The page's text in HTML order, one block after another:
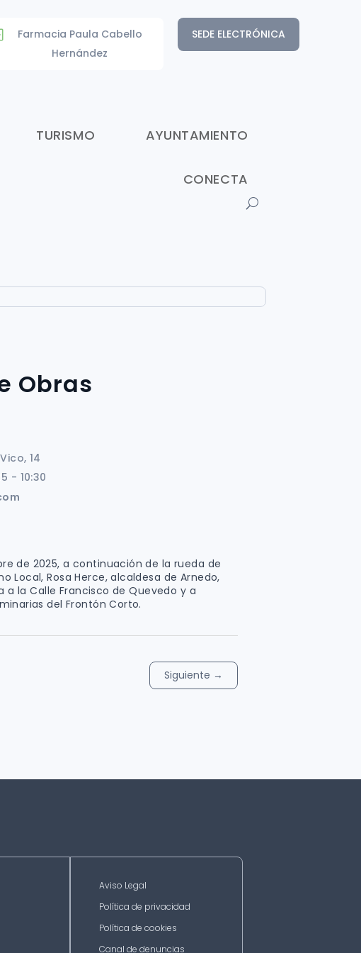
SEDE ELECTRÓNICA
Farmacia Paula Cabello
Hernández
TURISMO AYUNTAMIENTO
CONECTA
Obras
14
- 10:30
de 2025, a continuación de la rueda de
Local, Rosa Herce, alcaldesa de Arnedo,
a la Calle Francisco de Quevedo y a
del Frontón Corto.
Siguiente →
Aviso Legal
Política de privacidad
Política de cookies
Canal de denuncias